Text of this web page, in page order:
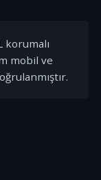
korumalı
mobil ve